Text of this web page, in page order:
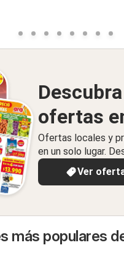
ofertas
Ofertas locales y
en un solo lugar.
Ver
más populares